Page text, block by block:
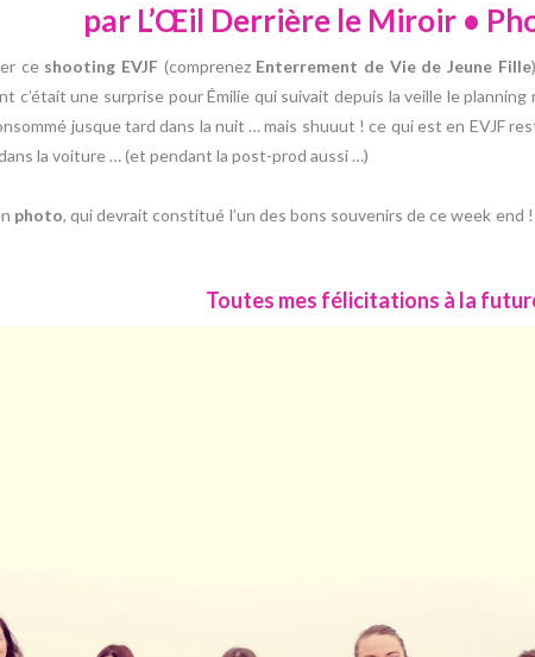
par L’Œil Derrière le Miroir •
ce shooting EVJF (comprenez Enterrement de Vie de Jeune Fille
c’était une surprise pour Émilie qui suivait depuis la veille le planning
jusque tard dans la nuit … mais shuuut ! ce qui est en EVJF
la voiture … (et pendant la post-prod aussi …)
photo, qui devrait constitué l’un des bons souvenirs de ce week end !
Toutes mes félicitations à la